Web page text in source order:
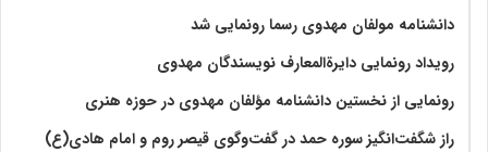
دانشنامه مولفان مهدوی رسما رونمایی شد
رویداد رونمایی دایرةالمعارف نویسندگان مهدوی
رونمایی از نخستین دانشنامه مؤلفان مهدوی در حوزه هنری
راز شگفت‌انگیز سوره حمد در گفت‌وگوی قیصر روم و امام هادی(ع)